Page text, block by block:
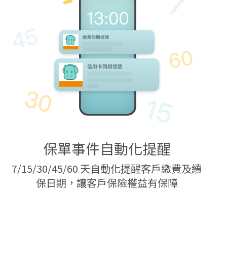
保單事件自動化提醒
7/15/30/45/60 天自動化提醒客戶繳費及續
保日期，讓客戶保險權益有保障